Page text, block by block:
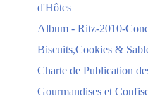
d'Hôtes
Album - Ritz-2010-
Biscuits,Cookies &
Charte de Publication
Gourmandises et